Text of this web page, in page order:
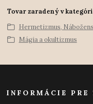
Tovar zaradený v
Hermetizmus,
Mágia a okultizmus
INFORMÁCIE PRE